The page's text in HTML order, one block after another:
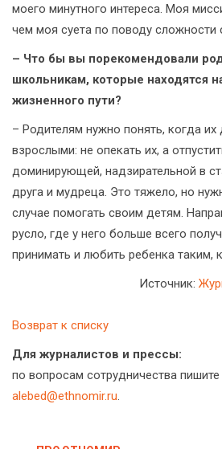
моего минутного интереса. Моя
чем моя суета по поводу сложности
– Что бы вы порекомендовали
школьникам, которые находятся
жизненного пути?
– Родителям нужно понять, когда их
взрослыми: не опекать их, а
доминирующей, надзирательной в
друга и мудреца. Это тяжело, но
случае помогать своим детям.
русло, где у него больше всего
принимать и любить ребенка таким,
Источник:
Возврат к списку
Для журналистов и прессы:
по вопросам сотрудничества пишите
alebed@ethnomir.ru.